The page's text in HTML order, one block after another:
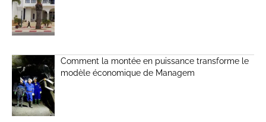
Comment la montée en puissance transforme le
modèle économique de Managem